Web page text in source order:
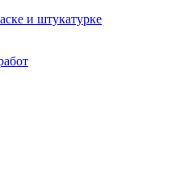
и штукатурке